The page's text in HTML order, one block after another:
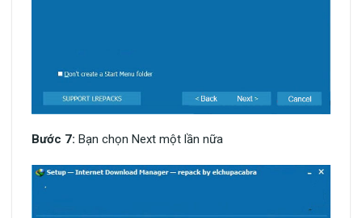
Bước 7: Bạn chọn Next một lần nữa